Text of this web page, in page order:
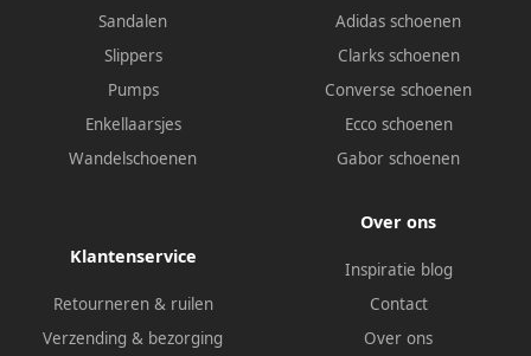
Sandalen
Slippers
Pumps
Enkellaarsjes
Wandelschoenen
Adidas schoenen
Clarks schoenen
Converse schoenen
Ecco schoenen
Gabor schoenen
Klantenservice
Retourneren & ruilen
Verzending & bezorging
Over ons
Inspiratie blog
Contact
Over ons